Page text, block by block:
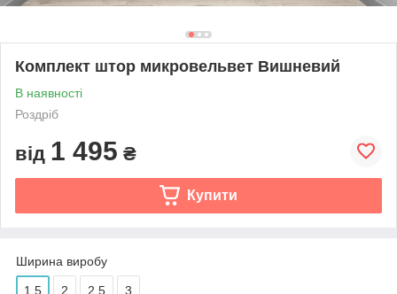
Комплект штор микровельвет Вишневий
В наявності
Роздріб
від 1 495 ₴
Купити
Ширина виробу
1.5 2 2.5 3